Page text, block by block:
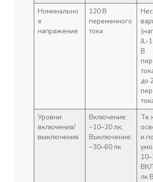
Номинально
е
напряжение
120 В
переменного
тока
JL-
В
до
Уровни
включения/
выключения
Включение:
~10–20 лк;
Выключение:
~30–60 лк
Те
и по
лк